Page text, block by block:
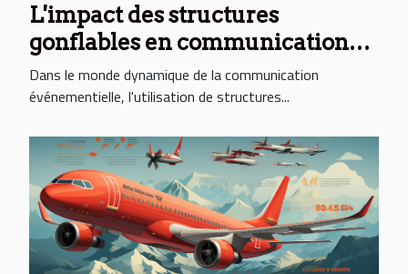
L'impact des structures
gonflables en communication
événementielle
Dans le monde dynamique de la communication
événementielle, l'utilisation de structures...